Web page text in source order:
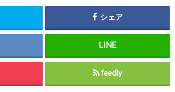
シェア
feedly